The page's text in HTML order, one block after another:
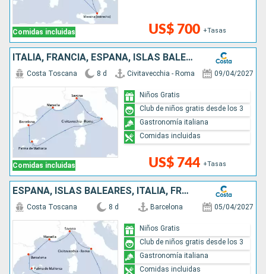
Comidas incluidas US$ 700 +Tasas
ITALIA, FRANCIA, ESPAÑA, ISLAS BALEARES
Comidas incluidas
Costa Toscana 8 d Civitavecchia - Roma 09/04/2027
US$ 744 +Tasas
Niños Gratis
Club de niños gratis desde los 3
Gastronomía italiana
Comidas incluidas
ESPAÑA, ISLAS BALEARES, ITALIA, FRANCIA
Costa Toscana 8 d Barcelona 05/04/2027
Niños Gratis
Club de niños gratis desde los 3
Gastronomía italiana
Comidas incluidas